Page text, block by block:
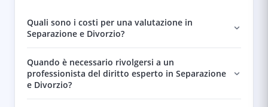
Quali sono i costi per una valutazione in
Separazione e Divorzio?
Quando è necessario rivolgersi a un
professionista del diritto esperto in Separazione
e Divorzio?